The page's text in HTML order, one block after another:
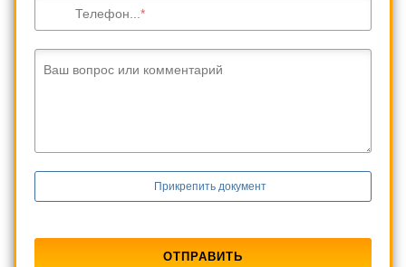
Телефон...
Ваш вопрос или комментарий
Прикрепить документ